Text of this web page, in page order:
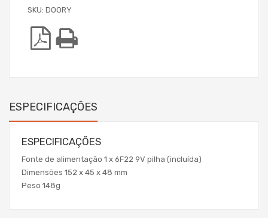
SKU: DOORY
ESPECIFICAÇÕES
ESPECIFICAÇÕES
Fonte de alimentação 1 x 6F22 9V pilha (incluída)
Dimensões 152 x 45 x 48 mm
Peso 148g